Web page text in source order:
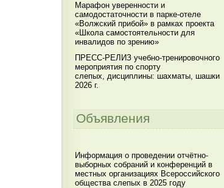
Марафон уверенности и
самодостаточности в парке-отеле
«Волжский прибой» в рамках проекта
«Школа самостоятельности для
инвалидов по зрению»
ПРЕСС-РЕЛИЗ учебно-тренировочного
мероприятия по спорту
слепых, дисциплины: шахматы, шашки
2026 г.
Объявления
Информация о проведении отчётно-
выборных собраний и конференций в
местных организациях Всероссийского
общества слепых в 2025 году